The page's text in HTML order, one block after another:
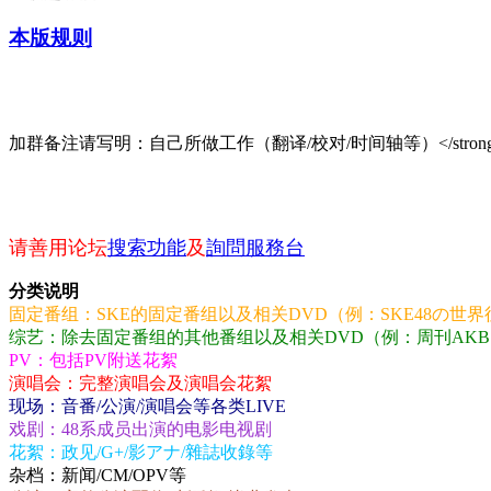
本版规则
加群备注请写明：自己所做工作（翻译/校对/时间轴等） </
请善用论坛搜索功能及詢問服務台
分类说明
固定番组：SKE的固定番组以及相关DVD（例：SKE48の世界
综艺：除去固定番组的其他番组以及相关DVD（例：周刊AKB
PV：包括PV附送花絮
演唱会：完整演唱会及演唱会花絮
现场：音番/公演/演唱会等各类LIVE
戏剧：48系成员出演的电影电视剧
花絮：政见/G+/影アナ/雜誌收錄等
杂档：新闻/CM/OPV等